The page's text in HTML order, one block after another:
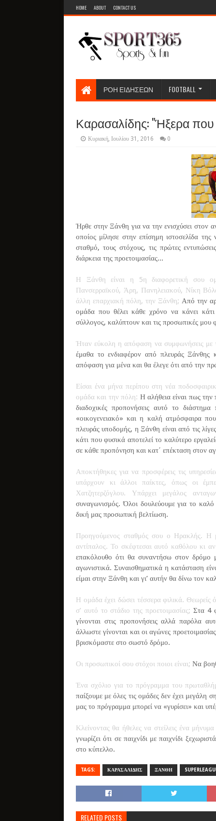
HOME ABOUT CONTACT US
ΡΟΗ ΕΙΔΗΣΕΩΝ FOOTBALL
Καρασαλίδης: "Ήξερα
Κυριακή, Ιουλίου 31, 2016 0
Ήρθε στην Ξάνθη για να την ενισχύσει στον
οποίος μίλησε στην επίσημη ιστοσελίδα
σταθμό, τους στόχους, τις πρώτες
διάρκεια της προετοιμασίας...
Η Ξάνθη είναι η 5η διαφορετική σου
Πανσερραϊκού, Άρη, Πανηλειακού, Νίκη
άλλη επαρχιακή πόλη, την Ξάνθη; Από την
ομάδα που θέλει κάθε χρόνο να κάνει
σύλλογος, καλύπτουν και τις προσωπικές μου
Ήταν εύκολη η απόφαση να συμφωνήσεις με
έμαθα το ενδιαφέρον από πλευράς Ξάνθης
απόφαση για μένα και θα έλεγε ότι από την
Είσαι ένα μήνα περίπου στη νέα
ομάδα και την πόλη: Η αλήθεια είναι πως
διαδοχικές προπονήσεις αυτό το
«οικογενειακό» και η καλή ατμόσφαιρα
πλευράς υποδομής, η Ξάνθη είναι από τις
κάτι που φυσικά αποτελεί το καλύτερο
σε κάθε προπόνηση και κατ΄ επέκταση στον
Αποκτήθηκες για να προσφέρεις τις
υπάρχουν κι άλλοι παίκτες, όπως οι
Χατζητερζόγλου. Υπάρχει μεγάλος
συναγωνισμός. Όλοι δουλεύουμε για το
δική μας προσωπική βελτίωση.
Προηγούμενος σταθμός σου ο Ηρακλής. Η
αντίπαλος. Το σκέφτεσαι αυτό καθόλου κι
επακόλουθο ότι θα συναντήσω στον δρόμο
αγωνιστικά. Συναισθηματικά η κατάσταση
είμαι στην Ξάνθη και γι’ αυτήν θα δίνω τον
Η ομάδα έχει δώσει τέσσερα φιλικά.
σ’ αυτό το στάδιο της προετοιμασίας; Στα 4
γίνονται στις προπονήσεις αλλά παρόλα
άλλωστε γίνονται και οι αγώνες
βρισκόμαστε στο σωστό δρόμο.
Οι προσωπικοί σου στόχοι ποιοι είναι; Να
Ένα σχόλιο για το πρόγραμμα του
παίξουμε με όλες τις ομάδες δεν έχει μεγάλη
μας το πρόγραμμα μπορεί να «γυρίσει» και
Κλείνοντας θα ήθελες να στείλεις ένα
γνωρίζει ότι σε παιχνίδι με παιχνίδι
στο κύπελλο.
TAGS: ΚΑΡΑΣΑΛΙΔΗΣ ΞΑΝΘΗ
RELATED POSTS